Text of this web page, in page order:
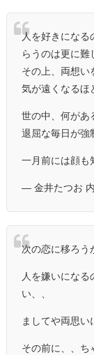
人を好きになる
らうのは更に難
その上、両想い
気が遠くなるほ
世の中、何があ
退屈な毎日が強
一月前には顔も
— 金井たつお
次の恋に移ろう
人を嫌いになる
い、、
ましてや両思い
その前に、、ち